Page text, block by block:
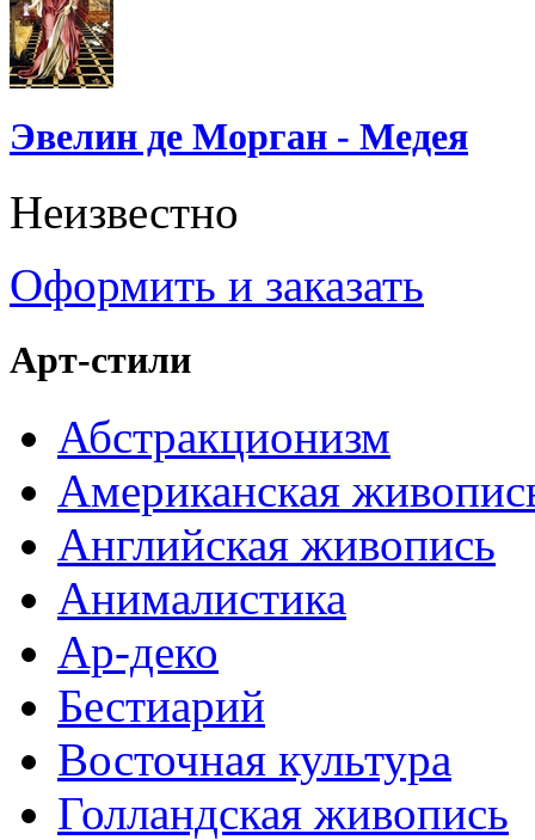
Эвелин де Морган - Медея
Неизвестно
Оформить и заказать
Арт-стили
Абстракционизм
Американская
Английская живопись
Анималистика
Ар-деко
Бестиарий
Восточная культура
Голландская живопись